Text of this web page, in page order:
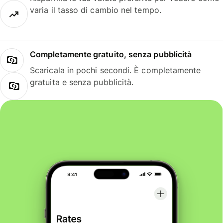
varia il tasso di cambio nel tempo.
Completamente gratuito, senza pubblicità
Scaricala in pochi secondi. È completamente
gratuita e senza pubblicità.